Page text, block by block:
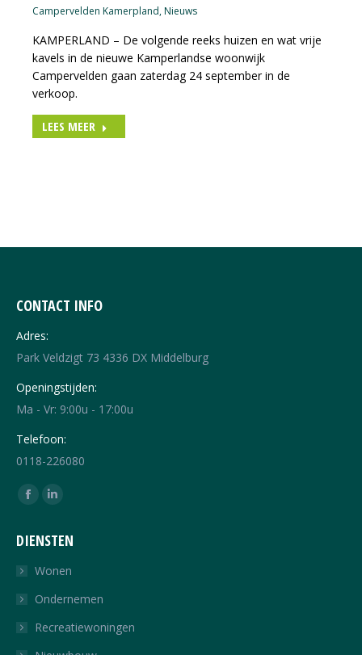
Campervelden Kamerpland, Nieuws
KAMPERLAND – De volgende reeks huizen en wat vrije
kavels in de nieuwe Kamperlandse woonwijk
Campervelden gaan zaterdag 24 september in de
verkoop.
LEES MEER
CONTACT INFO
Adres:
Park Veldzigt 73 4336 DX Middelburg
Openingstijden:
Ma - Vr: 9:00u - 17:00u
Telefoon:
0118-226080
Vind ons op:
Facebook
opens
in
opens
in
DIENSTEN
Wonen
Ondernemen
Recreatiewoningen